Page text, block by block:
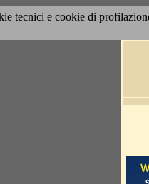
tecnici e cookie di